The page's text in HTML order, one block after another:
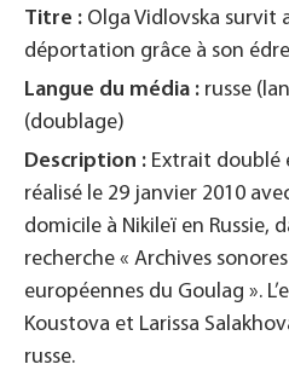
Titre : Olga Vidlovska survit
déportation grâce à son
Langue du média : russe
(doublage)
Description : Extrait doublé
réalisé le 29 janvier 2010
domicile à Nikileï en Russie,
recherche « Archives
européennes du Goulag ».
Koustova et Larissa
russe.